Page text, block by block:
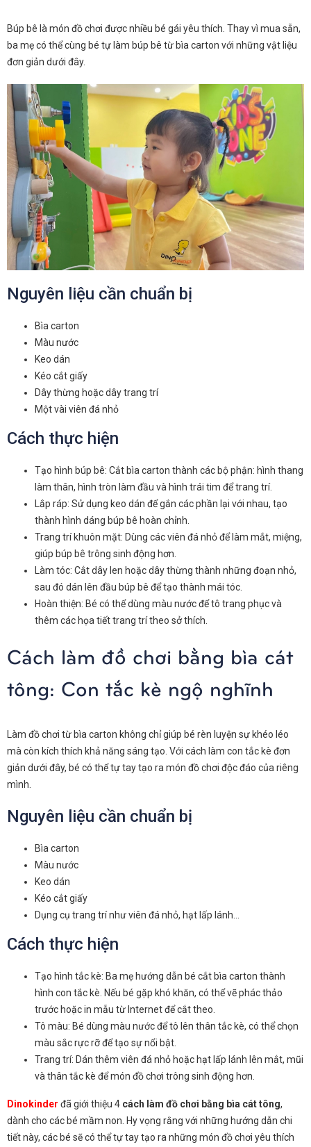
Búp bê là món đồ chơi được nhiều bé gái yêu thích. Thay vì mua sẵn,
ba mẹ có thể cùng bé tự làm búp bê từ bìa carton với những vật liệu
đơn giản dưới đây.
Nguyên liệu cần chuẩn bị
Bìa carton
Màu nước
Keo dán
Kéo cắt giấy
Dây thừng hoặc dây trang trí
Một vài viên đá nhỏ
Cách thực hiện
Tạo hình búp bê: Cắt bìa carton thành các bộ phận: hình thang
làm thân, hình tròn làm đầu và hình trái tim để trang trí.
Lắp ráp: Sử dụng keo dán để gắn các phần lại với nhau, tạo
thành hình dáng búp bê hoàn chỉnh.
Trang trí khuôn mặt: Dùng các viên đá nhỏ để làm mắt, miệng,
giúp búp bê trông sinh động hơn.
Làm tóc: Cắt dây len hoặc dây thừng thành những đoạn nhỏ,
sau đó dán lên đầu búp bê để tạo thành mái tóc.
Hoàn thiện: Bé có thể dùng màu nước để tô trang phục và
thêm các họa tiết trang trí theo sở thích.
Cách làm đồ chơi bằng bìa cát
tông: Con tắc kè ngộ nghĩnh
Làm đồ chơi từ bìa carton không chỉ giúp bé rèn luyện sự khéo léo
mà còn kích thích khả năng sáng tạo. Với cách làm con tắc kè đơn
giản dưới đây, bé có thể tự tay tạo ra món đồ chơi độc đáo của riêng
mình.
Nguyên liệu cần chuẩn bị
Bìa carton
Màu nước
Keo dán
Kéo cắt giấy
Dụng cụ trang trí như viên đá nhỏ, hạt lấp lánh…
Cách thực hiện
Tạo hình tắc kè: Ba mẹ hướng dẫn bé cắt bìa carton thành
hình con tắc kè. Nếu bé gặp khó khăn, có thể vẽ phác thảo
trước hoặc in mẫu từ Internet để cắt theo.
Tô màu: Bé dùng màu nước để tô lên thân tắc kè, có thể chọn
màu sắc rực rỡ để tạo sự nổi bật.
Trang trí: Dán thêm viên đá nhỏ hoặc hạt lấp lánh lên mắt, mũi
và thân tắc kè để món đồ chơi trông sinh động hơn.
Dinokinder đã giới thiệu 4 cách làm đồ chơi bằng bìa cát tông,
dành cho các bé mầm non. Hy vọng rằng với những hướng dẫn chi
tiết này, các bé sẽ có thể tự tay tạo ra những món đồ chơi yêu thích